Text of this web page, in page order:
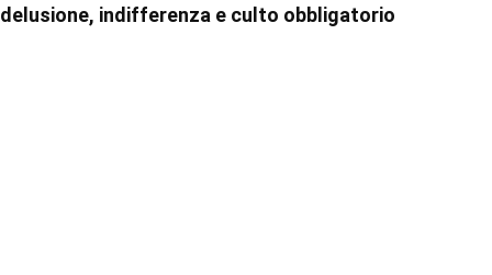
delusione, indifferenza e culto obbligatorio